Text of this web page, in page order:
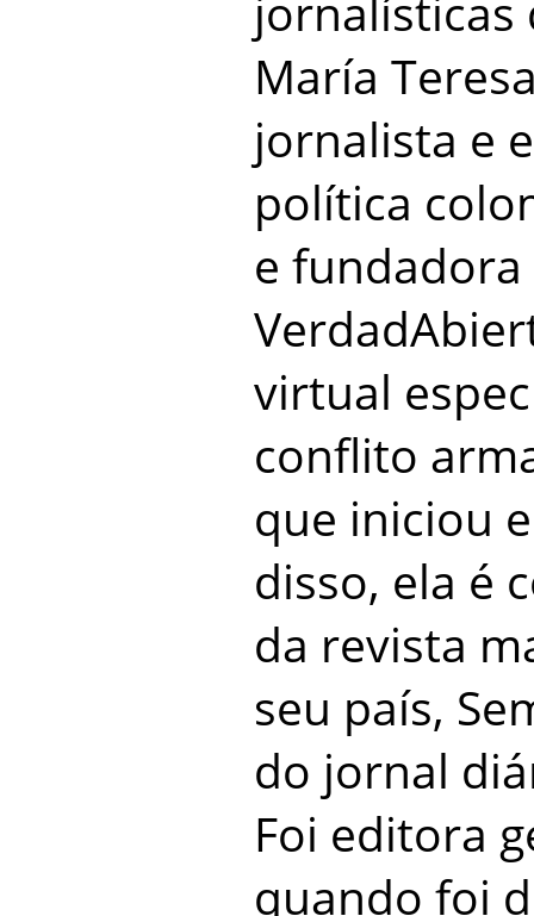
María
jornalista e
política
e
virtual
conflito
que iniciou
disso, ela é
da revista
seu país,
do jornal
Foi editora
quando foi